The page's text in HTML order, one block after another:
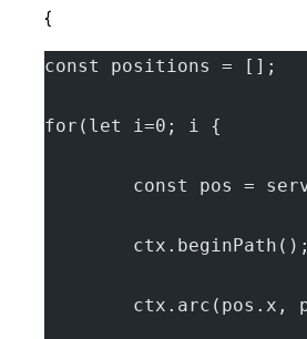
{
const positions = [];
for(let i=0; i {
const pos =
        ctx.beginPath();
ctx.arc(pos.x,